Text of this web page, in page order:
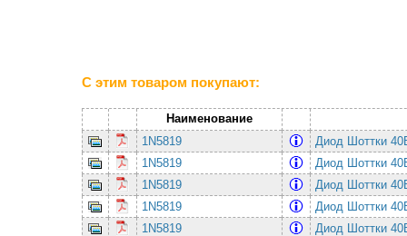
С этим товаром покупают:
Наименование
1N5819
Диод Шоттки
1N5819
Диод Шоттки
1N5819
Диод Шоттки
1N5819
Диод Шоттки
1N5819
Диод Шоттки